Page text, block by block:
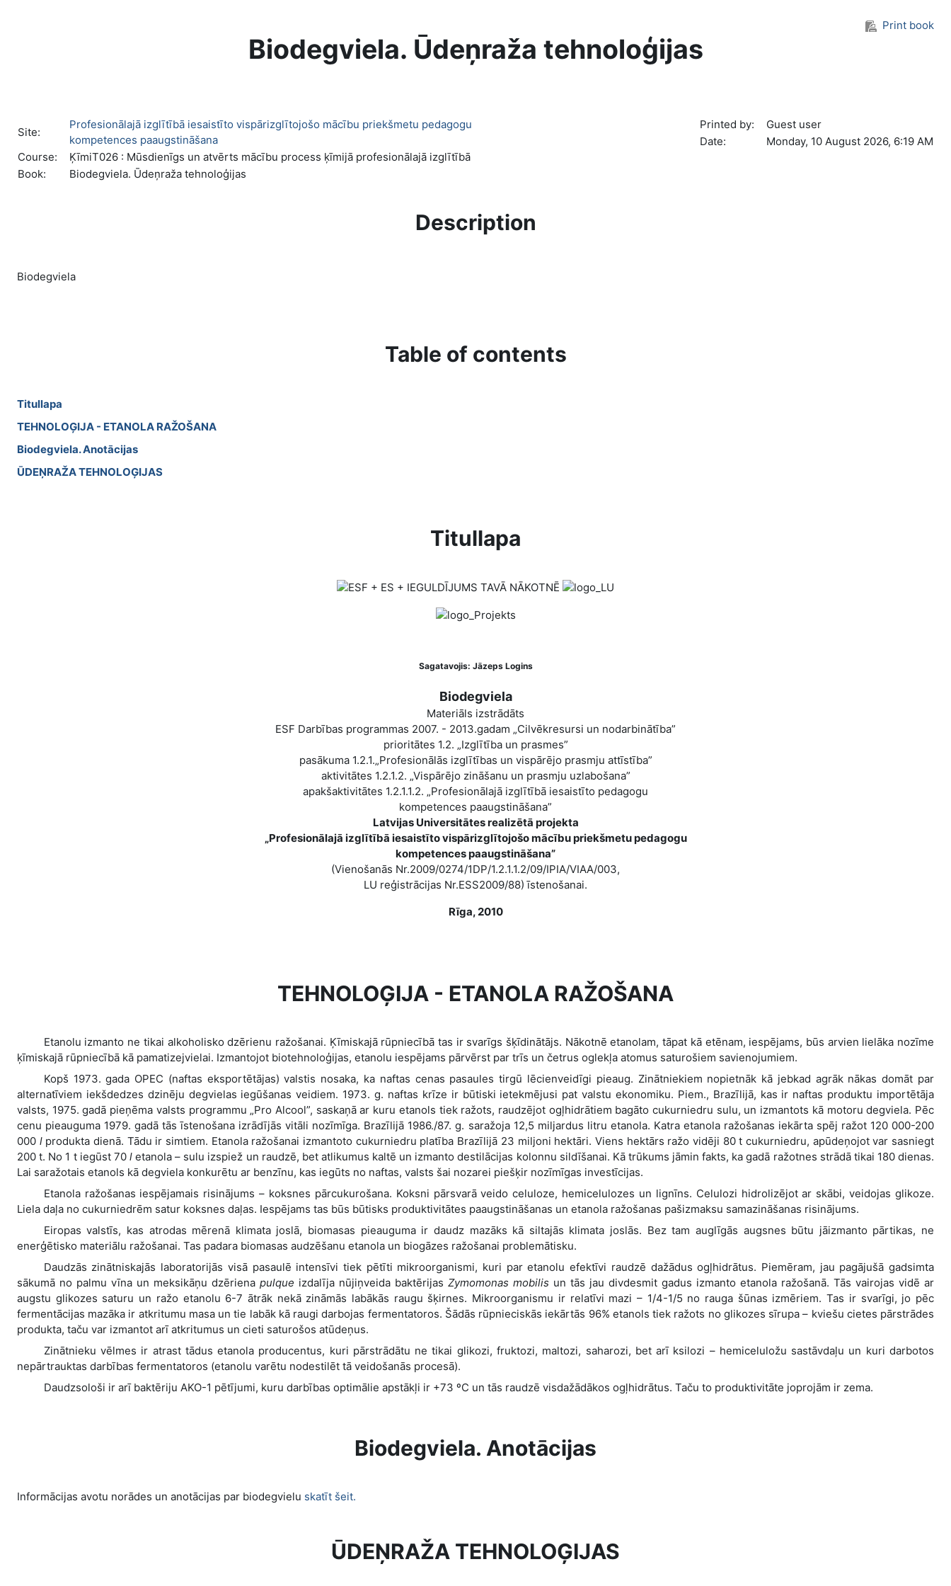
Print book
Biodegviela. Ūdeņraža tehnoloģijas
Site:
Profesionālajā izglītībā iesaistīto vispārizglītojošo mācību priekšmetu pedagogu
kompetences paaugstināšana
Course:
ĶīmiT026 : Mūsdienīgs un atvērts mācību process ķīmijā profesionālajā izglītībā
Book:
Biodegviela. Ūdeņraža tehnoloģijas
Printed by:
Guest user
Date:
Monday, 10 August 2026, 6:19 AM
Description
Biodegviela
Table of contents
Titullapa
TEHNOLOĢIJA - ETANOLA RAŽOŠANA
Biodegviela. Anotācijas
ŪDEŅRAŽA TEHNOLOĢIJAS
Titullapa
Sagatavojis: Jāzeps Logins
Biodegviela
Materiāls izstrādāts
ESF Darbības programmas 2007. - 2013.gadam „Cilvēkresursi un nodarbinātība”
prioritātes 1.2. „Izglītība un prasmes”
pasākuma 1.2.1.„Profesionālās izglītības un vispārējo prasmju attīstība”
aktivitātes 1.2.1.2. „Vispārējo zināšanu un prasmju uzlabošana”
apakšaktivitātes 1.2.1.1.2. „Profesionālajā izglītībā iesaistīto pedagogu
kompetences paaugstināšana”
Latvijas Universitātes realizētā projekta
„Profesionālajā izglītībā iesaistīto vispārizglītojošo mācību priekšmetu pedagogu
kompetences paaugstināšana”
(Vienošanās Nr.2009/0274/1DP/1.2.1.1.2/09/IPIA/VIAA/003,
LU reģistrācijas Nr.ESS2009/88) īstenošanai.
Rīga, 2010
TEHNOLOĢIJA - ETANOLA RAŽOŠANA
Etanolu izmanto ne tikai alkoholisko dzērienu ražošanai. Ķīmiskajā rūpniecībā tas ir svarīgs šķīdinātājs. Nākotnē etanolam, tāpat kā etēnam, iespējams, būs arvien lielāka nozīme
ķīmiskajā rūpniecībā kā pamatizejvielai. Izmantojot biotehnoloģijas, etanolu iespējams pārvērst par trīs un četrus oglekļa atomus saturošiem savienojumiem.
Kopš 1973. gada OPEC (naftas eksportētājas) valstis nosaka, ka naftas cenas pasaules tirgū lēcienveidīgi pieaug. Zinātniekiem nopietnāk kā jebkad agrāk nākas domāt par
alternatīviem iekšdedzes dzinēju degvielas iegūšanas veidiem. 1973. g. naftas krīze ir būtiski ietekmējusi pat valstu ekonomiku. Piem., Brazīlijā, kas ir naftas produktu importētāja
valsts, 1975. gadā pieņēma valsts programmu „Pro Alcool”, saskaņā ar kuru etanols tiek ražots, raudzējot ogļhidrātiem bagāto cukurniedru sulu, un izmantots kā motoru degviela. Pēc
cenu pieauguma 1979. gadā tās īstenošana izrādījās vitāli nozīmīga. Brazīlijā 1986./87. g. saražoja 12,5 miljardus litru etanola. Katra etanola ražošanas iekārta spēj ražot 120 000-200
000 lprodukta dienā. Tādu ir simtiem. Etanola ražošanai izmantoto cukurniedru platība Brazīlijā 23 miljoni hektāri. Viens hektārs ražo vidēji 80 t cukurniedru, apūdeņojot var sasniegt
200 t. No 1 t iegūst 70 letanola – sulu izspiež un raudzē, bet atlikumus kaltē un izmanto destilācijas kolonnu sildīšanai. Kā trūkums jāmin fakts, ka gadā ražotnes strādā tikai 180 dienas.
Lai saražotais etanols kā degviela konkurētu ar benzīnu, kas iegūts no naftas, valsts šai nozarei piešķir nozīmīgas investīcijas.
Etanola ražošanas iespējamais risinājums – koksnes pārcukurošana. Koksni pārsvarā veido celuloze, hemicelulozes un lignīns. Celulozi hidrolizējot ar skābi, veidojas glikoze.
Liela daļa no cukurniedrēm satur koksnes daļas. Iespējams tas būs būtisks produktivitātes paaugstināšanas un etanola ražošanas pašizmaksu samazināšanas risinājums.
Eiropas valstīs, kas atrodas mērenā klimata joslā, biomasas pieauguma ir daudz mazāks kā siltajās klimata joslās. Bez tam auglīgās augsnes būtu jāizmanto pārtikas, ne
enerģētisko materiālu ražošanai. Tas padara biomasas audzēšanu etanola un biogāzes ražošanai problemātisku.
Daudzās zinātniskajās laboratorijās visā pasaulē intensīvi tiek pētīti mikroorganismi, kuri par etanolu efektīvi raudzē dažādus ogļhidrātus. Piemēram, jau pagājušā gadsimta
sākumā no palmu vīna un meksikāņu dzēriena pulque izdalīja nūjiņveida baktērijas Zymomonas mobilis un tās jau divdesmit gadus izmanto etanola ražošanā. Tās vairojas vidē ar
augstu glikozes saturu un ražo etanolu 6-7 ātrāk nekā zināmās labākās raugu šķirnes. Mikroorganismu ir relatīvi mazi – 1/4-1/5 no rauga šūnas izmēriem. Tas ir svarīgi, jo pēc
fermentācijas mazāka ir atkritumu masa un tie labāk kā raugi darbojas fermentatoros. Šādās rūpnieciskās iekārtās 96% etanols tiek ražots no glikozes sīrupa – kviešu cietes pārstrādes
produkta, taču var izmantot arī atkritumus un cieti saturošos atūdeņus.
Zinātnieku vēlmes ir atrast tādus etanola producentus, kuri pārstrādātu ne tikai glikozi, fruktozi, maltozi, saharozi, bet arī ksilozi – hemiceluložu sastāvdaļu un kuri darbotos
nepārtrauktas darbības fermentatoros (etanolu varētu nodestilēt tā veidošanās procesā).
Daudzsološi ir arī baktēriju AKO-1 pētījumi, kuru darbības optimālie apstākļi ir +73 ºC un tās raudzē visdažādākos ogļhidrātus. Taču to produktivitāte joprojām ir zema.
Biodegviela. Anotācijas
Informācijas avotu norādes un anotācijas par biodegvielu skatīt šeit.
ŪDEŅRAŽA TEHNOLOĢIJAS